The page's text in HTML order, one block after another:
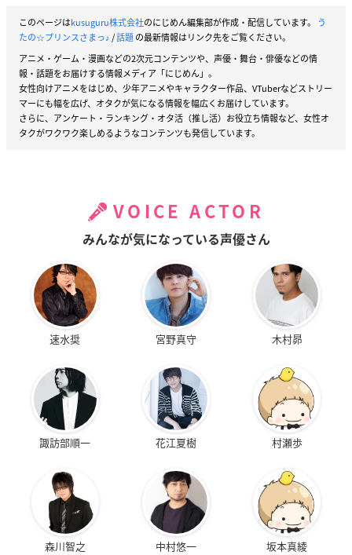
このページはkusuguru株式会社のにじめん編集部が作成・配信しています。
う
たの☆プリンスさまっ♪/話題の最新情報はリンク先をご覧ください。
アニメ・ゲーム・漫画などの2次元コンテンツや、声優・舞台・俳優などの情
報・話題をお届けする情報メディア「にじめん」。
女性向けアニメをはじめ、少年アニメやキャラクター作品、VTuberなどストリー
マーにも幅を広げ、オタクが気になる情報を幅広くお届けしています。
さらに、アンケート・ランキング・オタ活（推し活）お役立ち情報など、女性オ
タクがワクワク楽しめるようなコンテンツも発信しています。
VOICE ACTOR
みんなが気になっている声優さん
速水奨 宮野真守 木村昴
諏訪部順一 花江夏樹 村瀬歩
森川智之 中村悠一 坂本真綾